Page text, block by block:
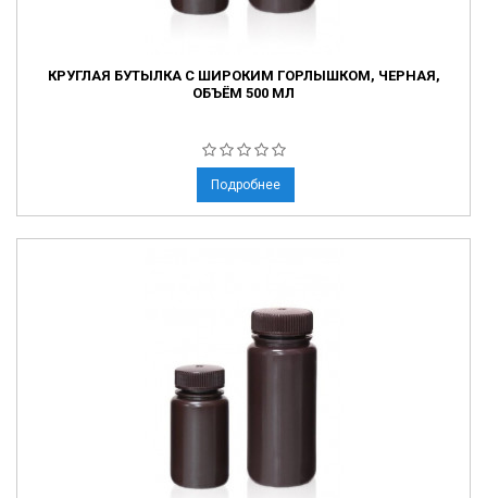
КРУГЛАЯ БУТЫЛКА С ШИРОКИМ ГОРЛЫШКОМ, ЧЕРНАЯ,
ОБЪЁМ 500 МЛ
Подробнее